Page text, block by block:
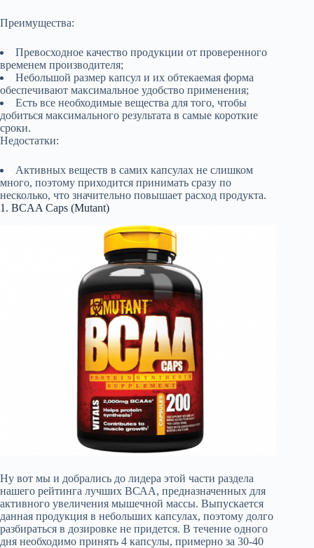
Преимущества:
Превосходное качество продукции от проверенного
временем производителя;
Небольшой размер капсул и их обтекаемая форма
обеспечивают максимальное удобство применения;
Есть все необходимые вещества для того, чтобы
добиться максимального результата в самые короткие
сроки.
Недостатки:
Активных веществ в самих капсулах не слишком
много, поэтому приходится принимать сразу по
несколько, что значительно повышает расход продукта.
1. BCAA Caps (Mutant)
Ну вот мы и добрались до лидера этой части раздела
нашего рейтинга лучших ВСАА, предназначенных для
активного увеличения мышечной массы. Выпускается
данная продукция в небольших капсулах, поэтому долго
разбираться в дозировке не придется. В течение одного
дня необходимо принять 4 капсулы, примерно за 30-40